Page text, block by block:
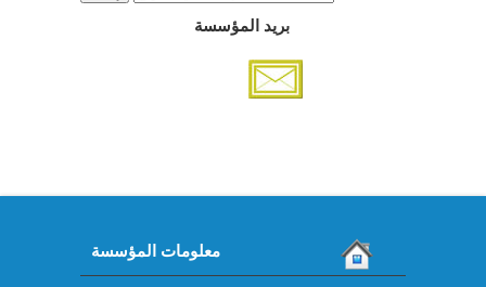
بريد المؤسسة
معلومات المؤسسة